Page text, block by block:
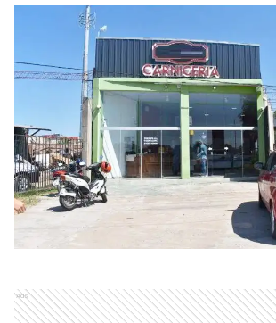
Ads